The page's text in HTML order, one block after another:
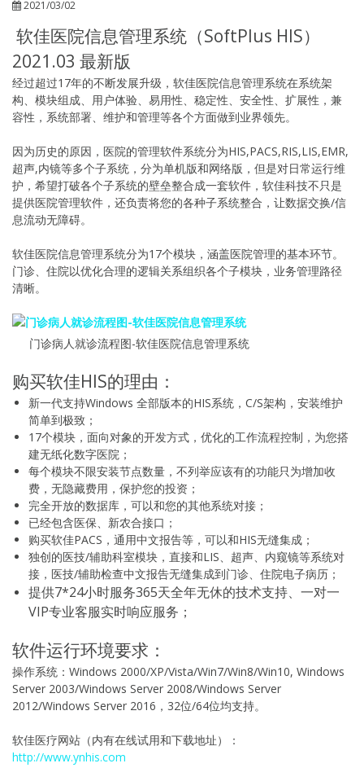
2021/03/02
软佳医院信息管理系统（SoftPlus HIS）
2021.03 最新版
经过超过17年的不断发展升级，软佳医院信息管理系统在系统架
构、模块组成、用户体验、易用性、稳定性、安全性、扩展性，兼
容性，系统部署、维护和管理等各个方面做到业界领先。
因为历史的原因，医院的管理软件系统分为HIS,PACS,RIS,LIS,EMR,
超声,内镜等多个子系统，分为单机版和网络版，但是对日常运行维
护，希望打破各个子系统的壁垒整合成一套软件，软佳科技不只是
提供医院管理软件，还负责将您的各种子系统整合，让数据交换/信
息流动无障碍。
软佳医院信息管理系统分为17个模块，涵盖医院管理的基本环节。
门诊、住院以优化合理的逻辑关系组织各个子模块，业务管理路径
清晰。
门诊病人就诊流程图-软佳医院信息管理系统
购买软佳HIS的理由：
新一代支持Windows 全部版本的HIS系统，C/S架构，安装维护
简单到极致；
17个模块，面向对象的开发方式，优化的工作流程控制，为您搭
建无纸化数字医院；
每个模块不限安装节点数量，不列举应该有的功能只为增加收
费，无隐藏费用，保护您的投资；
完全开放的数据库，可以和您的其他系统对接；
已经包含医保、新农合接口；
购买软佳PACS，通用中文报告等，可以和HIS无缝集成；
独创的医技/辅助科室模块，直接和LIS、超声、内窥镜等系统对
接，医技/辅助检查中文报告无缝集成到门诊、住院电子病历；
提供7*24小时服务365天全年无休的技术支持、一对一
VIP专业客服实时响应服务；
软件运行环境要求：
操作系统：Windows 2000/XP/Vista/Win7/Win8/Win10, Windows
Server 2003/Windows Server 2008/Windows Server
2012/Windows Server 2016，32位/64位均支持。
软佳医疗网站（内有在线试用和下载地址）：
http://www.ynhis.com